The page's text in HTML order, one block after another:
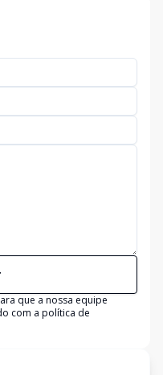
que a nossa equipe
com a política de